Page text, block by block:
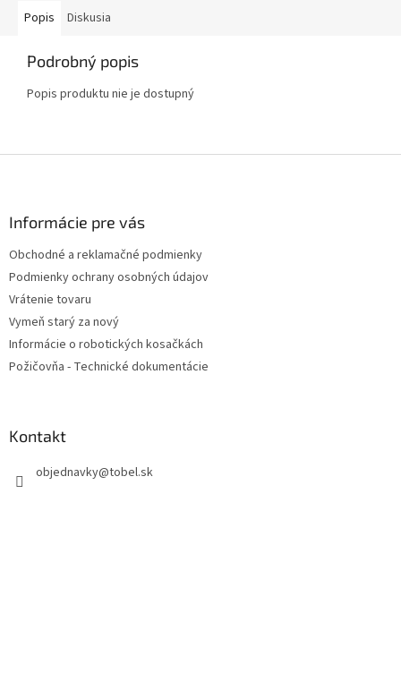
Popis Diskusia
Podrobný popis
Popis produktu nie je dostupný
Informácie pre vás
Obchodné a reklamačné podmienky
Podmienky ochrany osobných údajov
Vrátenie tovaru
Vymeň starý za nový
Informácie o robotických kosačkách
Požičovňa - Technické dokumentácie
Kontakt
objednavky@tobel.sk